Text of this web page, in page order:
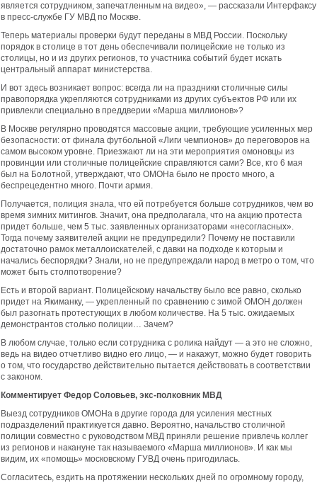
является сотрудником, запечатленным на видео», — рассказали Интерфаксу
в пресс-службе ГУ МВД по Москве.
Теперь материалы проверки будут переданы в МВД России. Поскольку
порядок в столице в тот день обеспечивали полицейские не только из
столицы, но и из других регионов, то участника событий будет искать
центральный аппарат министерства.
И вот здесь возникает вопрос: всегда ли на праздники столичные силы
правопорядка укрепляются сотрудниками из других субъектов РФ или их
привлекли специально в преддверии «Марша миллионов»?
В Москве регулярно проводятся массовые акции, требующие усиленных мер
безопасности: от финала футбольной «Лиги чемпионов» до переговоров на
самом высоком уровне. Приезжают ли на эти мероприятия омоновцы из
провинции или столичные полицейские справляются сами? Все, кто 6 мая
был на Болотной, утверждают, что ОМОНа было не просто много, а
беспрецедентно много. Почти армия.
Получается, полиция знала, что ей потребуется больше сотрудников, чем во
время зимних митингов. Значит, она предполагала, что на акцию протеста
придет больше, чем 5 тыс. заявленных организаторами «несогласных».
Тогда почему заявителей акции не предупредили? Почему не поставили
достаточно рамок металлоискателей, с давки на подходе к которым и
начались беспорядки? Знали, но не предупреждали народ в метро о том, что
может быть столпотворение?
Есть и второй вариант. Полицейскому начальству было все равно, сколько
придет на Якиманку, — укрепленный по сравнению с зимой ОМОН должен
был разогнать протестующих в любом количестве. На 5 тыс. ожидаемых
демонстрантов столько полиции… Зачем?
В любом случае, только если сотрудника с ролика найдут — а это не сложно,
ведь на видео отчетливо видно его лицо, — и накажут, можно будет говорить
о том, что государство действительно пытается действовать в соответствии
с законом.
Комментирует Федор Соловьев, экс-полковник МВД
Выезд сотрудников ОМОНа в другие города для усиления местных
подразделений практикуется давно. Вероятно, начальство столичной
полиции совместно с руководством МВД приняли решение привлечь коллег
из регионов и накануне так называемого «Марша миллионов». И как мы
видим, их «помощь» московскому ГУВД очень пригодилась.
Согласитесь, ездить на протяжении нескольких дней по огромному городу,